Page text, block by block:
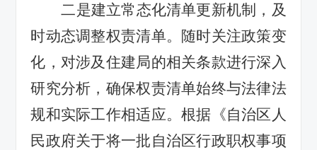
二是建立常态化清单更新机制，及
时动态调整权责清单。随时关注政策变
化，对涉及住建局的相关条款进行深入
研究分析，确保权责清单始终与法律法
规和实际工作相适应。根据《自治区人
民政府关于将一批自治区行政职权事项